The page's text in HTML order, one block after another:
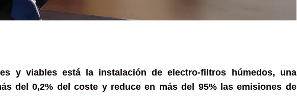
y viables está la instalación de electro-filtros húmedos, una
del 0,2% del coste y reduce en más del 95% las emisiones de